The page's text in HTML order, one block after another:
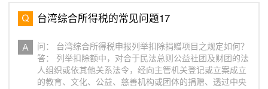
台湾综合所得税的常见问题17
问： 台湾综合所得税申报列举扣除捐赠项目之规定如何？
答： 列举扣除额中，对合于民法总则公益社团及财团的法
人组织或依其他关系法令，经向主管机关登记或立案成立
的教育、文化、公益、慈善机构或团体的捐赠、透过中央